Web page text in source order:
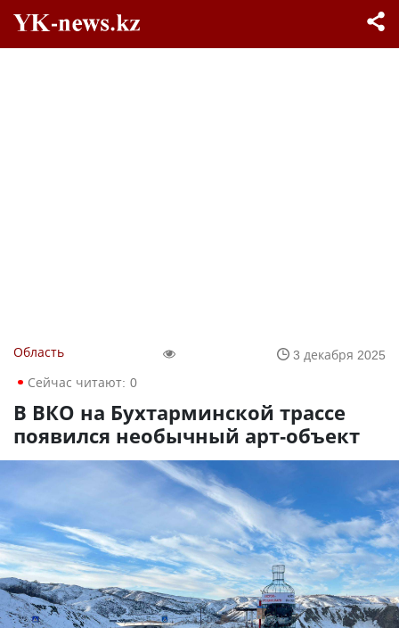
Область
3 декабря 2025
Сейчас читают: 0
В ВКО на Бухтарминской трассе
появился необычный арт-объект